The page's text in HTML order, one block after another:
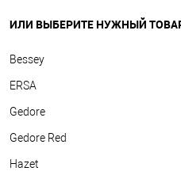
ИЛИ ВЫБЕРИТЕ НУЖНЫЙ
Bessey
ERSA
Gedore
Gedore Red
Hazet